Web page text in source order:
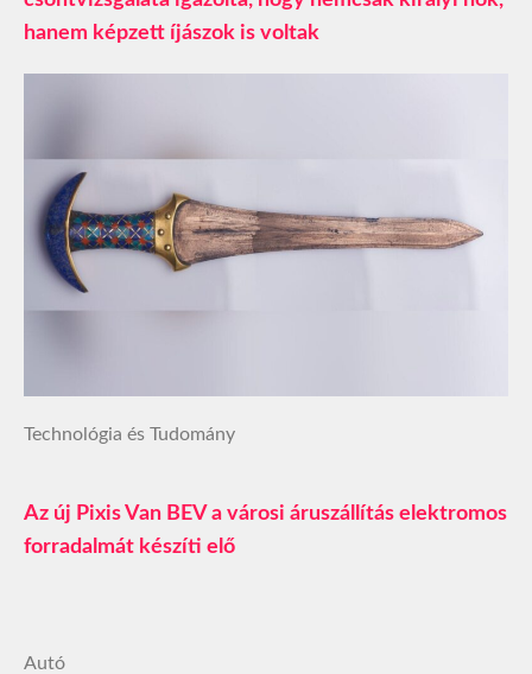
hanem képzett íjászok is voltak
Technológia és Tudomány
Az új Pixis Van BEV a városi áruszállítás elektromos
forradalmát készíti elő
Autó